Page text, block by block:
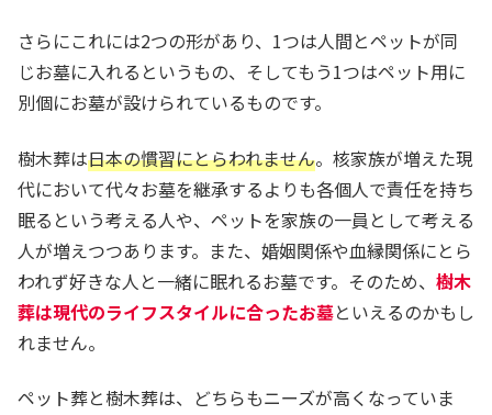
さらにこれには2つの形があり、1つは人間とペットが同
じお墓に入れるというもの、そしてもう1つはペット用に
別個にお墓が設けられているものです。
樹木葬は日本の慣習にとらわれません。核家族が増えた現
代において代々お墓を継承するよりも各個人で責任を持ち
眠るという考える人や、ペットを家族の一員として考える
人が増えつつあります。また、婚姻関係や血縁関係にとら
われず好きな人と一緒に眠れるお墓です。そのため、 樹木
葬は現代のライフスタイルに合ったお墓といえるのかもし
れません。
ペット葬と樹木葬は、どちらもニーズが高くなっていま